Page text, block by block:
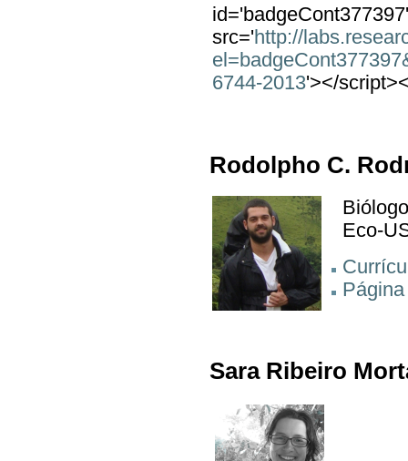
src='http://
6744-2013'></
Rodolpho C.
Eco-
Sara Ribeiro